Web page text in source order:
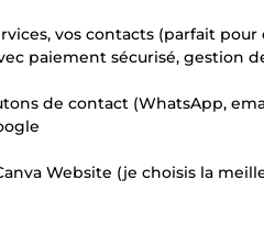
vos contacts (parfait
paiement sécurisé, gestion
de contact (WhatsApp,
Website (je choisis la